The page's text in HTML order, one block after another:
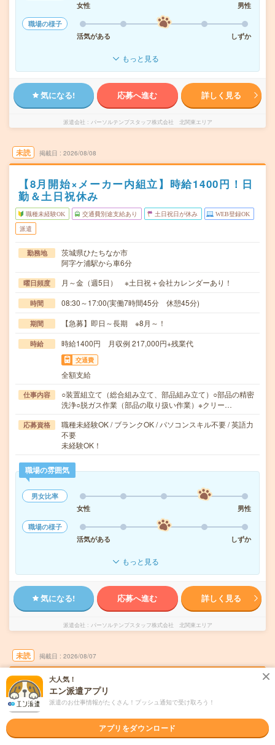
女性
男性
職場の様子
活気がある
しずか
もっと見る
気になる! 応募へ進む 詳しく見る
派遣会社 パーソルテンプスタッフ株式会社 北関東エリア
未読 掲載日 2026/08/08
【8月開始×メーカー内組立】時給1400円！日
勤＆土日祝休み
職種未経験OK 交通費別途支給あり 土日祝日が休み WEB登録OK
派遣
勤務地
茨城県ひたちなか市
阿字ケ浦駅から車6分
曜日頻度 月～金（週5日） ※土日祝＋会社カレンダーあり！
時間 08:30～17:00(実働7時間45分 休憩45分)
期間 【急募】即日～長期 ※8月～！
時給 時給1400円 月収例 217,000円+残業代
交通費
全額支給
仕事内容
○装置組立て（総合組み立て、部品組み立て）○部品の精密
洗浄○脱ガス作業（部品の取り扱い作業）※クリー…
応募資格
職種未経験OK / ブランクOK / パソコンスキル不要 / 英語力
不要
未経験OK！
職場の雰囲気
男女比率
女性
男性
職場の様子
活気がある
しずか
もっと見る
気になる! 応募へ進む 詳しく見る
派遣会社 パーソルテンプスタッフ株式会社 北関東エリア
未読 掲載日 2026/08/07
【日立市北部】印刷機械オペレーターのお仕
事
勤務地 茨城県日立市
大人気！
エン派遣アプリ
派遣のお仕事情報がたくさん！プッシュ通知で受け取ろう！
アプリをダウンロード